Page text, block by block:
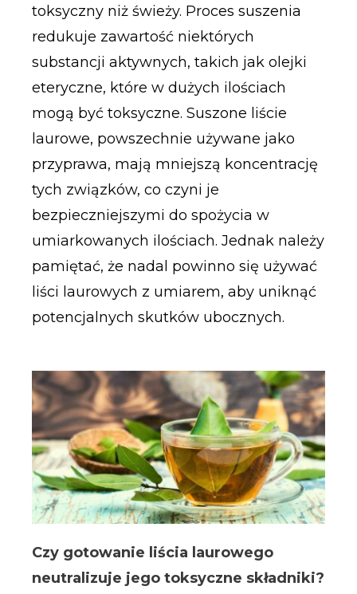
toksyczny niż świeży. Proces suszenia
redukuje zawartość niektórych
substancji aktywnych, takich jak olejki
eteryczne, które w dużych ilościach
mogą być toksyczne. Suszone liście
laurowe, powszechnie używane jako
przyprawa, mają mniejszą koncentrację
tych związków, co czyni je
bezpieczniejszymi do spożycia w
umiarkowanych ilościach. Jednak należy
pamiętać, że nadal powinno się używać
liści laurowych z umiarem, aby uniknąć
potencjalnych skutków ubocznych.
Czy gotowanie liścia laurowego
neutralizuje jego toksyczne składniki?